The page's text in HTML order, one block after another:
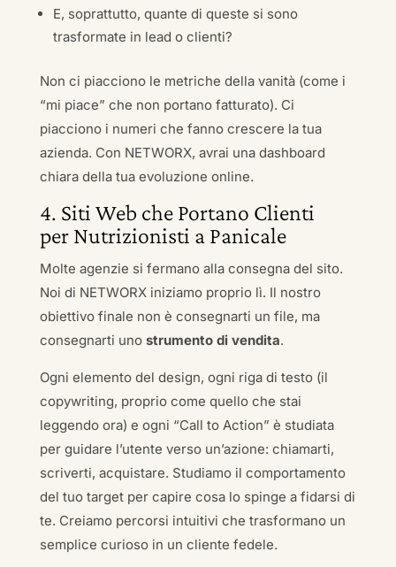
E, soprattutto, quante di queste si sono
trasformate in lead o clienti?
Non ci piacciono le metriche della vanità (come i
“mi piace” che non portano fatturato). Ci
piacciono i numeri che fanno crescere la tua
azienda. Con NETWORX, avrai una dashboard
chiara della tua evoluzione online.
4. Siti Web che Portano Clienti
per Nutrizionisti a Panicale
Molte agenzie si fermano alla consegna del sito.
Noi di NETWORX iniziamo proprio lì. Il nostro
obiettivo finale non è consegnarti un file, ma
consegnarti uno strumento di vendita.
Ogni elemento del design, ogni riga di testo (il
copywriting, proprio come quello che stai
leggendo ora) e ogni “Call to Action” è studiata
per guidare l’utente verso un’azione: chiamarti,
scriverti, acquistare. Studiamo il comportamento
del tuo target per capire cosa lo spinge a fidarsi di
te. Creiamo percorsi intuitivi che trasformano un
semplice curioso in un cliente fedele.